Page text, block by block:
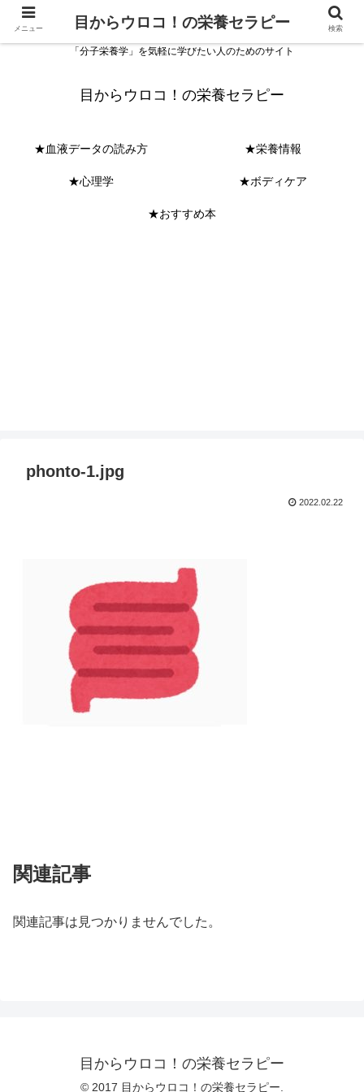
「分子栄養学」を気軽に学びたい人のためのサイト
目からウロコ！の栄養セラピー
★血液データの読み方 ★栄養情報
★心理学 ★ボディケア
★おすすめ本
phonto-1.jpg
2022.02.22
関連記事
関連記事は見つかりませんでした。
目からウロコ！の栄養セラピー
© 2017 目からウロコ！の栄養セラピー.
メニュー 目からウロコ！の栄養セラピー 検索